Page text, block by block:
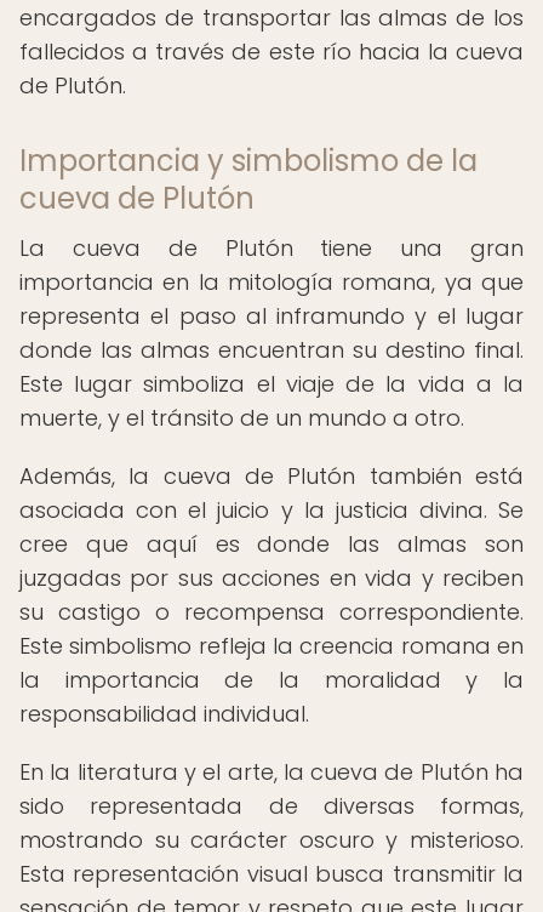
encargados de transportar las almas de los
fallecidos a través de este río hacia la cueva
de Plutón.
Importancia y simbolismo de la
cueva de Plutón
La cueva de Plutón tiene una gran
importancia en la mitología romana, ya que
representa el paso al inframundo y el lugar
donde las almas encuentran su destino final.
Este lugar simboliza el viaje de la vida a la
muerte, y el tránsito de un mundo a otro.
Además, la cueva de Plutón también está
asociada con el juicio y la justicia divina. Se
cree que aquí es donde las almas son
juzgadas por sus acciones en vida y reciben
su castigo o recompensa correspondiente.
Este simbolismo refleja la creencia romana en
la importancia de la moralidad y la
responsabilidad individual.
En la literatura y el arte, la cueva de Plutón ha
sido representada de diversas formas,
mostrando su carácter oscuro y misterioso.
Esta representación visual busca transmitir la